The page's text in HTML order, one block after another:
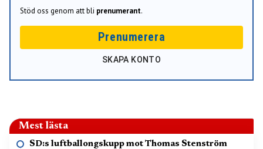
Stöd oss genom att bli prenumerant.
Prenumerera
SKAPA KONTO
Mest lästa
SD:s luftballongskupp mot Thomas Stenström